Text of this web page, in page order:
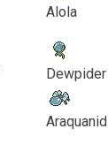
Alola
Dewpider
Araquanid